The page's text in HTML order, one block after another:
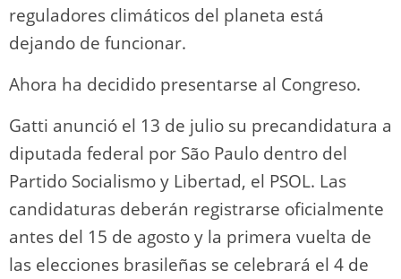
reguladores climáticos del planeta está
dejando de funcionar.
Ahora ha decidido presentarse al Congreso.
Gatti anunció el 13 de julio su precandidatura a
diputada federal por São Paulo dentro del
Partido Socialismo y Libertad, el PSOL. Las
candidaturas deberán registrarse oficialmente
antes del 15 de agosto y la primera vuelta de
las elecciones brasileñas se celebrará el 4 de